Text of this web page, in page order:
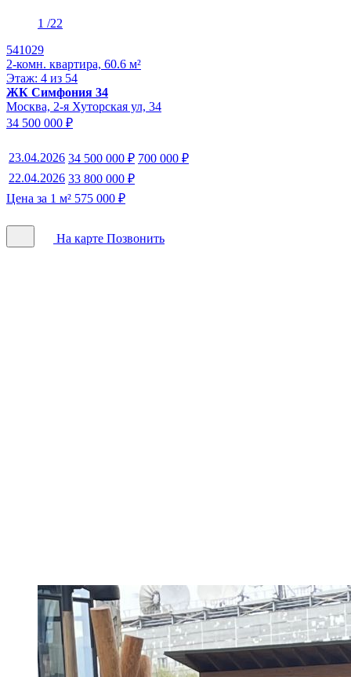
1 /22
541029
2-комн. квартира, 60.6 м²
Этаж: 4 из 54
ЖК Симфония 34
Москва, 2-я Хуторская ул, 34
34 500 000 ₽
23.04.2026 34 500 000 ₽ 700 000 ₽
22.04.2026 33 800 000 ₽
Цена за 1 м² 575 000 ₽
На карте Позвонить